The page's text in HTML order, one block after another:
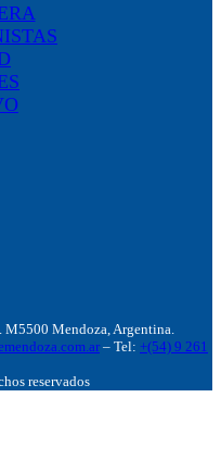
Mendoza, Argentina.
– Tel: +(54) 9 261
reservados